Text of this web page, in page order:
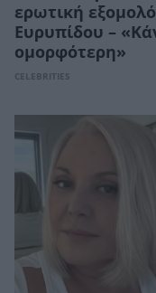
ερωτική
Ευρυπίδου –
ομορφότερη»
CELEBRITIES